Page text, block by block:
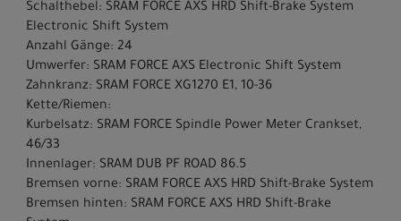
Schalthebel: SRAM FORCE AXS HRD Shift-Brake System
Electronic Shift System
Anzahl Gänge: 24
Umwerfer: SRAM FORCE AXS Electronic Shift System
Zahnkranz: SRAM FORCE XG1270 E1, 10-36
Kette/Riemen:
Kurbelsatz: SRAM FORCE Spindle Power Meter Crankset,
46/33
Innenlager: SRAM DUB PF ROAD 86.5
Bremsen vorne: SRAM FORCE AXS HRD Shift-Brake System
Bremsen hinten: SRAM FORCE AXS HRD Shift-Brake